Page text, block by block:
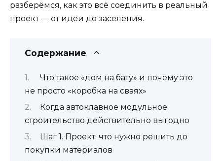
разберёмся, как это всё соединить в реальный
проект — от идеи до заселения.
Содержание
Что такое «дом на бату» и почему это
не просто «коробка на сваях»
Когда автоклавное модульное
строительство действительно выгодно
Шаг 1. Проект: что нужно решить до
покупки материалов